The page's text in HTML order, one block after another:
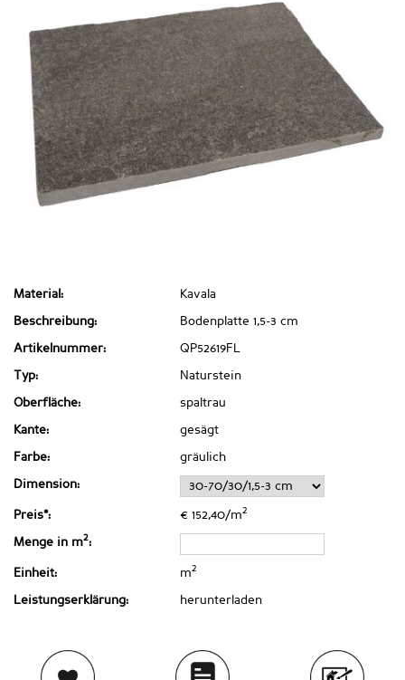
Material: Kavala
Beschreibung: Bodenplatte 1,5-3 cm
Artikelnummer: QP52619FL
Typ: Naturstein
Oberfläche: spaltrau
Kante: gesägt
Farbe: gräulich
Dimension:
Preis*: € 152,40/m2
Menge in m2:
Einheit: m2
Leistungserklärung: herunterladen